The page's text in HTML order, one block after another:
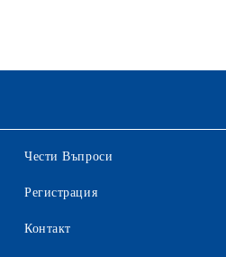
Чести Въпроси
Регистрация
Контакт